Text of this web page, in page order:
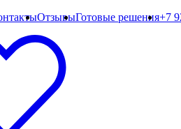
ОтзывыГотовые решения+7